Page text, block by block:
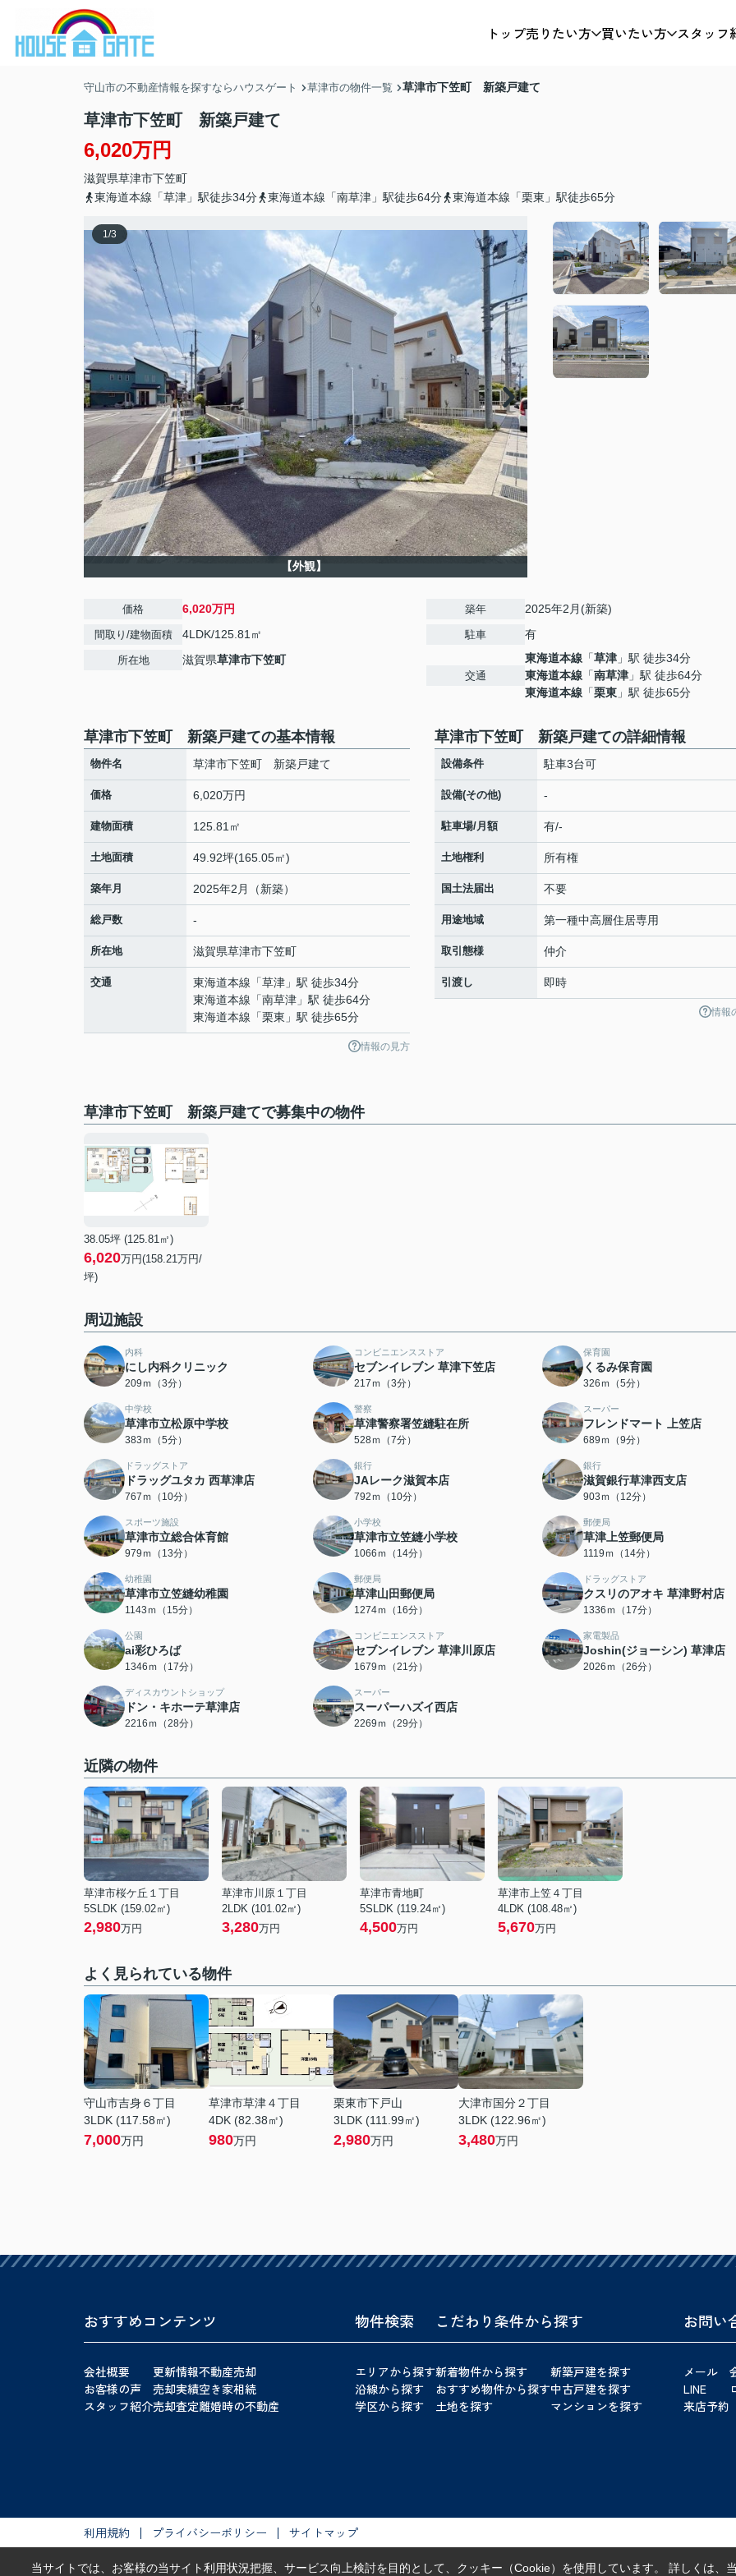
トップ売りたい方 買いたい方 スタッフ
守山市の不動産情報を探すならハウスゲート 草津市の物件一覧 草津市下笠町 新築戸建て
草津市下笠町 新築戸建て
6,020万円
滋賀県草津市下笠町
東海道本線「草津」駅徒歩34分
東海道本線「南草津」駅徒歩64分 東海道本線「栗東」駅徒歩65分
1/3
【外観】
価格 6,020万円
間取り/建物面積 4LDK/125.81㎡
所在地 滋賀県草津市下笠町
築年 2025年2月(新築)
駐車 有
交通
東海道本線 「草津 」駅 徒歩34分
東海道本線 「南草津 」駅 徒歩64分
東海道本線 「栗東 」駅 徒歩65分
草津市下笠町 新築戸建ての基本情報
物件名 草津市下笠町 新築戸建て
価格 6,020万円
建物面積 125.81㎡
土地面積 49.92坪(165.05㎡)
築年月 2025年2月（新築）
総戸数 -
所在地 滋賀県草津市下笠町
交通 東海道本線 「草津 」駅 徒歩34分
東海道本線 「南草津 」駅 徒歩64分
東海道本線 「栗東 」駅 徒歩65分
情報の見方
草津市下笠町 新築戸建ての詳細情報
設備条件 駐車3台可
設備(その他) -
駐車場/月額 有/-
土地権利 所有権
国土法届出 不要
用途地域 第一種中高層住居専用
取引態様 仲介
引渡し 即時
情報
草津市下笠町 新築戸建てで募集中の物件
38.05坪 (125.81㎡)
6,020万円(158.21万円/
坪)
周辺施設
内科
にし内科クリニック
209ｍ（3分）
コンビニエンスストア
セブンイレブン 草津下笠店
217ｍ（3分）
保育園
くるみ保育園
326ｍ（5分）
中学校
草津市立松原中学校
383ｍ（5分）
警察
草津警察署笠縫駐在所
528ｍ（7分）
スーパー
フレンドマート 上笠店
689ｍ（9分）
ドラッグストア
ドラッグユタカ 西草津店
767ｍ（10分）
銀行
JAレーク滋賀本店
792ｍ（10分）
銀行
滋賀銀行草津西支店
903ｍ（12分）
スポーツ施設
草津市立総合体育館
979ｍ（13分）
小学校
草津市立笠縫小学校
1066ｍ（14分）
郵便局
草津上笠郵便局
1119ｍ（14分）
幼稚園
草津市立笠縫幼稚園
1143ｍ（15分）
郵便局
草津山田郵便局
1274ｍ（16分）
ドラッグストア
クスリのアオキ 草津野村店
1336ｍ（17分）
公園
ai彩ひろば
1346ｍ（17分）
コンビニエンスストア
セブンイレブン 草津川原店
1679ｍ（21分）
家電製品
Joshin(ジョーシン) 草津店
2026ｍ（26分）
ディスカウントショップ
ドン・キホーテ草津店
2216ｍ（28分）
スーパー
スーパーハズイ西店
2269ｍ（29分）
近隣の物件
草津市桜ケ丘１丁目
5SLDK (159.02㎡)
2,980万円
草津市川原１丁目
2LDK (101.02㎡)
3,280万円
草津市青地町
5SLDK (119.24㎡)
4,500万円
草津市上笠４丁目
4LDK (108.48㎡)
5,670万円
よく見られている物件
守山市吉身６丁目
3LDK (117.58㎡)
7,000万円
草津市草津４丁目
4DK (82.38㎡)
980万円
栗東市下戸山
3LDK (111.99㎡)
2,980万円
大津市国分２丁目
3LDK (122.96㎡)
3,480万円
おすすめコンテンツ
会社概要
お客様の声
スタッフ紹介
更新情報
売却実績
売却査定
不動産売却
空き家相続
離婚時の不動産
物件検索
エリアから探す
沿線から探す
学区から探す
こだわり条件から探す
新着物件から探す
おすすめ物件から探す
土地を探す
新築戸建を探す
中古戸建を探す
マンションを探す
お問い
メール
LINE
来店予約
利用規約 プライバシーポリシー サイトマップ
当サイトでは、お客様の当サイト利用状況把握、サービス向上検討を目的として、クッキー（Cookie）を使用しています。 詳しくは、